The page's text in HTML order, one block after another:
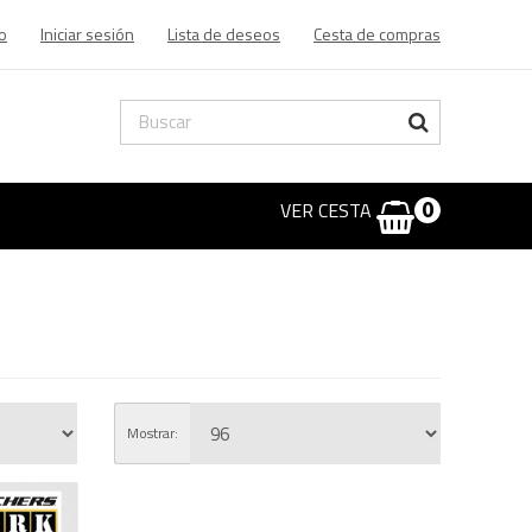
Iniciar sesión Lista de deseos Cesta de compras
VER CESTA 0
Mostrar: